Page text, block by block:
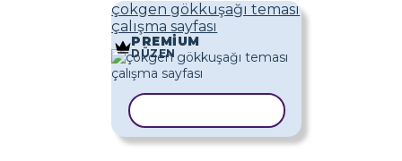
çokgen gökkuşağı teması
çalışma sayfası
PREMIUM
DÜZEN